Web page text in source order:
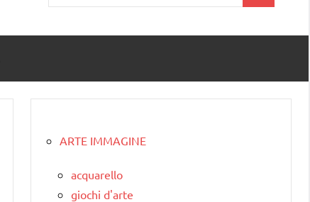
per:
ARTE IMMAGINE
acquarello
giochi d'arte